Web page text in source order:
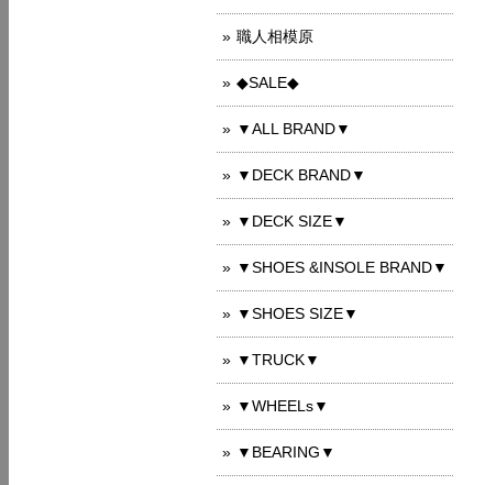
職人相模原
◆SALE◆
▼ALL BRAND▼
▼DECK BRAND▼
▼DECK SIZE▼
▼SHOES &INSOLE BRAND▼
▼SHOES SIZE▼
▼TRUCK▼
▼WHEELs▼
▼BEARING▼